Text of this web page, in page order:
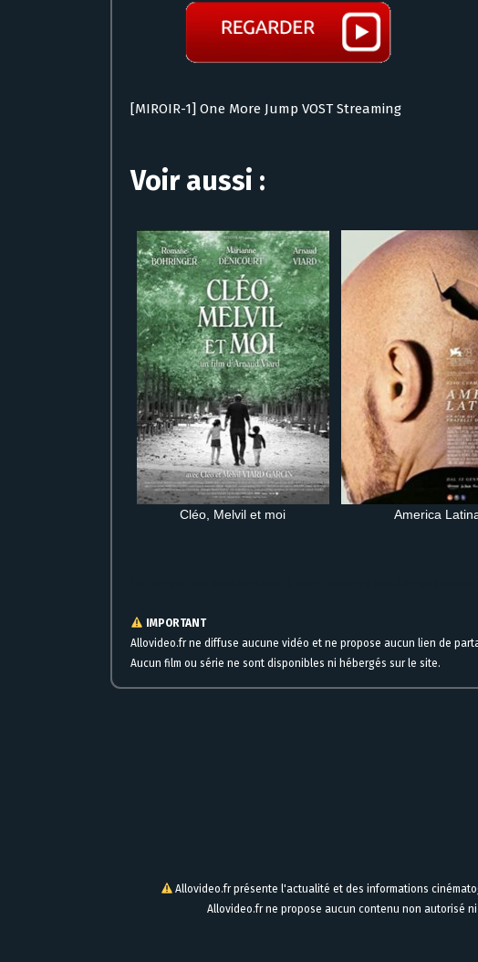
[MIROIR-1] One More Jump VOST Streaming
Voir aussi :
Cléo, Melvil et moi America
IMPORTANT
Allovideo.fr ne diffuse aucune vidéo et ne propose aucun lien de
Aucun film ou série ne sont disponibles ni hébergés sur le site.
Allovideo.fr présente l'actualité et des informations
Allovideo.fr ne propose aucun contenu non autorisé